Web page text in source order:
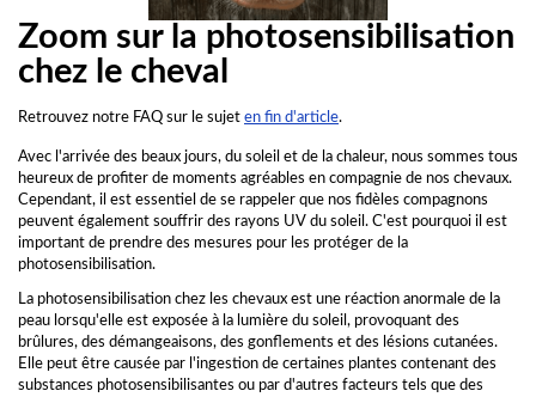
Zoom sur la photosensibilisation
chez le cheval
Retrouvez notre FAQ sur le sujet en fin d'article.
Avec l'arrivée des beaux jours, du soleil et de la chaleur, nous sommes tous
heureux de profiter de moments agréables en compagnie de nos chevaux.
Cependant, il est essentiel de se rappeler que nos fidèles compagnons
peuvent également souffrir des rayons UV du soleil. C'est pourquoi il est
important de prendre des mesures pour les protéger de la
photosensibilisation.
La photosensibilisation chez les chevaux est une réaction anormale de la
peau lorsqu'elle est exposée à la lumière du soleil, provoquant des
brûlures, des démangeaisons, des gonflements et des lésions cutanées.
Elle peut être causée par l'ingestion de certaines plantes contenant des
substances photosensibilisantes ou par d'autres facteurs tels que des